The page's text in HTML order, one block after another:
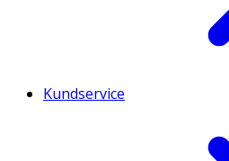
Kundservice